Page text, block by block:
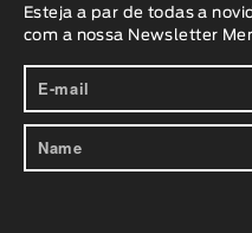
Esteja a par de todas a
com a nossa Newsletter